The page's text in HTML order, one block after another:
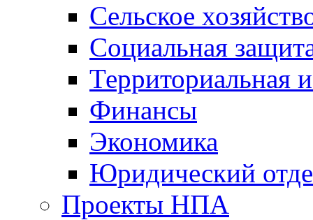
Сельское
Социальная
Территориальная
Финансы
Экономика
Юридический
Проекты НПА